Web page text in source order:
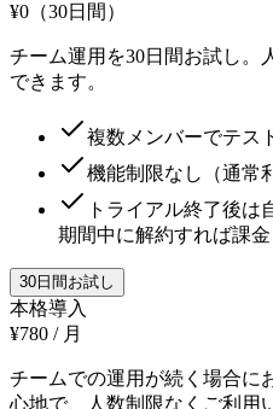
¥0 （30日間）
チーム運用を30日間お試し。
できます。
複数メンバーでテス
機能制限なし（通常
トライアル終了後
期間中に解約すれば課金
30日間お試し
本格導入
¥780 / 月
チームでの運用が続く場合に
心地で、人数制限なくご利用